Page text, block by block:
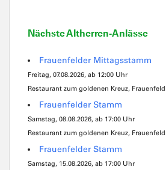
Nächste Altherren-Anlässe
Frauenfelder Mittagsstamm
Freitag, 07.08.2026, ab 12:00 Uhr
Restaurant zum goldenen Kreuz, Frauenfeld
Frauenfelder Stamm
Samstag, 08.08.2026, ab 17:00 Uhr
Restaurant zum goldenen Kreuz, Frauenfeld
Frauenfelder Stamm
Samstag, 15.08.2026, ab 17:00 Uhr